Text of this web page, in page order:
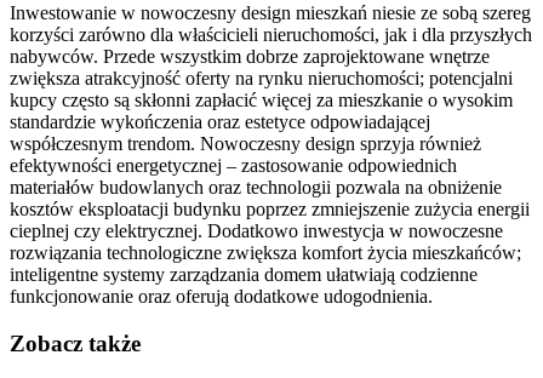
Inwestowanie w nowoczesny design mieszkań niesie ze sobą szereg
korzyści zarówno dla właścicieli nieruchomości, jak i dla przyszłych
nabywców. Przede wszystkim dobrze zaprojektowane wnętrze
zwiększa atrakcyjność oferty na rynku nieruchomości; potencjalni
kupcy często są skłonni zapłacić więcej za mieszkanie o wysokim
standardzie wykończenia oraz estetyce odpowiadającej
współczesnym trendom. Nowoczesny design sprzyja również
efektywności energetycznej – zastosowanie odpowiednich
materiałów budowlanych oraz technologii pozwala na obniżenie
kosztów eksploatacji budynku poprzez zmniejszenie zużycia energii
cieplnej czy elektrycznej. Dodatkowo inwestycja w nowoczesne
rozwiązania technologiczne zwiększa komfort życia mieszkańców;
inteligentne systemy zarządzania domem ułatwiają codzienne
funkcjonowanie oraz oferują dodatkowe udogodnienia.
Zobacz także